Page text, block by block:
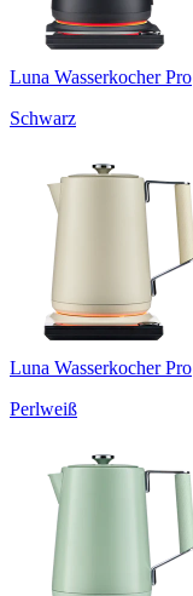
Luna Wasserkocher Pro
Schwarz
Luna Wasserkocher Pro
Perlweiß